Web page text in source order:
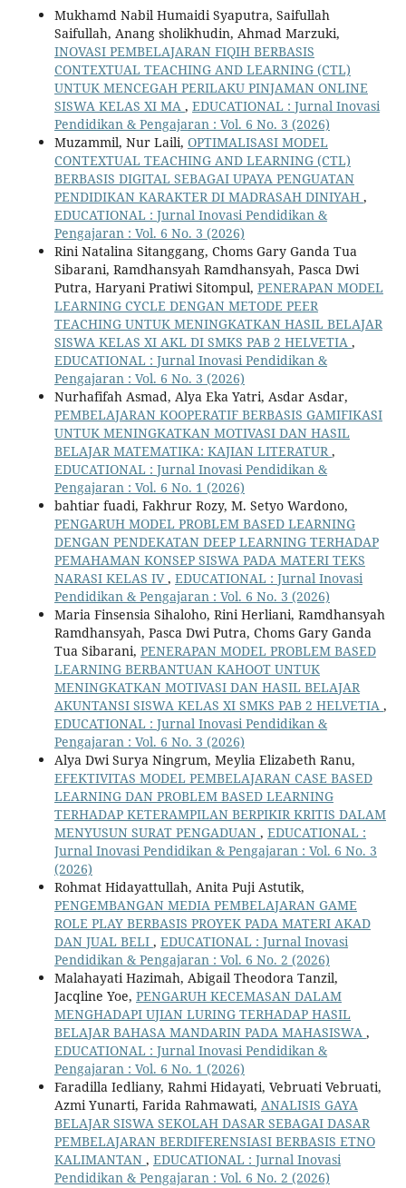
Mukhamd Nabil Humaidi Syaputra, Saifullah
Saifullah, Anang sholikhudin, Ahmad Marzuki,
INOVASI PEMBELAJARAN FIQIH BERBASIS
CONTEXTUAL TEACHING AND LEARNING (CTL)
UNTUK MENCEGAH PERILAKU PINJAMAN ONLINE
SISWA KELAS XI MA , EDUCATIONAL : Jurnal Inovasi
Pendidikan & Pengajaran : Vol. 6 No. 3 (2026)
Muzammil, Nur Laili, OPTIMALISASI MODEL
CONTEXTUAL TEACHING AND LEARNING (CTL)
BERBASIS DIGITAL SEBAGAI UPAYA PENGUATAN
PENDIDIKAN KARAKTER DI MADRASAH DINIYAH ,
EDUCATIONAL : Jurnal Inovasi Pendidikan &
Pengajaran : Vol. 6 No. 3 (2026)
Rini Natalina Sitanggang, Choms Gary Ganda Tua
Sibarani, Ramdhansyah Ramdhansyah, Pasca Dwi
Putra, Haryani Pratiwi Sitompul, PENERAPAN MODEL
LEARNING CYCLE DENGAN METODE PEER
TEACHING UNTUK MENINGKATKAN HASIL BELAJAR
SISWA KELAS XI AKL DI SMKS PAB 2 HELVETIA ,
EDUCATIONAL : Jurnal Inovasi Pendidikan &
Pengajaran : Vol. 6 No. 3 (2026)
Nurhafifah Asmad, Alya Eka Yatri, Asdar Asdar,
PEMBELAJARAN KOOPERATIF BERBASIS GAMIFIKASI
UNTUK MENINGKATKAN MOTIVASI DAN HASIL
BELAJAR MATEMATIKA: KAJIAN LITERATUR,
EDUCATIONAL : Jurnal Inovasi Pendidikan &
Pengajaran : Vol. 6 No. 1 (2026)
bahtiar fuadi, Fakhrur Rozy, M. Setyo Wardono,
PENGARUH MODEL PROBLEM BASED LEARNING
DENGAN PENDEKATAN DEEP LEARNING TERHADAP
PEMAHAMAN KONSEP SISWA PADA MATERI TEKS
NARASI KELAS IV, EDUCATIONAL : Jurnal Inovasi
Pendidikan & Pengajaran : Vol. 6 No. 3 (2026)
Maria Finsensia Sihaloho, Rini Herliani, Ramdhansyah
Ramdhansyah, Pasca Dwi Putra, Choms Gary Ganda
Tua Sibarani, PENERAPAN MODEL PROBLEM BASED
LEARNING BERBANTUAN KAHOOT UNTUK
MENINGKATKAN MOTIVASI DAN HASIL BELAJAR
AKUNTANSI SISWA KELAS XI SMKS PAB 2 HELVETIA ,
EDUCATIONAL : Jurnal Inovasi Pendidikan &
Pengajaran : Vol. 6 No. 3 (2026)
Alya Dwi Surya Ningrum, Meylia Elizabeth Ranu,
EFEKTIVITAS MODEL PEMBELAJARAN CASE BASED
LEARNING DAN PROBLEM BASED LEARNING
TERHADAP KETERAMPILAN BERPIKIR KRITIS DALAM
MENYUSUN SURAT PENGADUAN , EDUCATIONAL :
Jurnal Inovasi Pendidikan & Pengajaran : Vol. 6 No. 3
(2026)
Rohmat Hidayattullah, Anita Puji Astutik,
PENGEMBANGAN MEDIA PEMBELAJARAN GAME
ROLE PLAY BERBASIS PROYEK PADA MATERI AKAD
DAN JUAL BELI , EDUCATIONAL : Jurnal Inovasi
Pendidikan & Pengajaran : Vol. 6 No. 2 (2026)
Malahayati Hazimah, Abigail Theodora Tanzil,
Jacqline Yoe, PENGARUH KECEMASAN DALAM
MENGHADAPI UJIAN LURING TERHADAP HASIL
BELAJAR BAHASA MANDARIN PADA MAHASISWA ,
EDUCATIONAL : Jurnal Inovasi Pendidikan &
Pengajaran : Vol. 6 No. 1 (2026)
Faradilla Iedliany, Rahmi Hidayati, Vebruati Vebruati,
Azmi Yunarti, Farida Rahmawati, ANALISIS GAYA
BELAJAR SISWA SEKOLAH DASAR SEBAGAI DASAR
PEMBELAJARAN BERDIFERENSIASI BERBASIS ETNO
KALIMANTAN , EDUCATIONAL : Jurnal Inovasi
Pendidikan & Pengajaran : Vol. 6 No. 2 (2026)